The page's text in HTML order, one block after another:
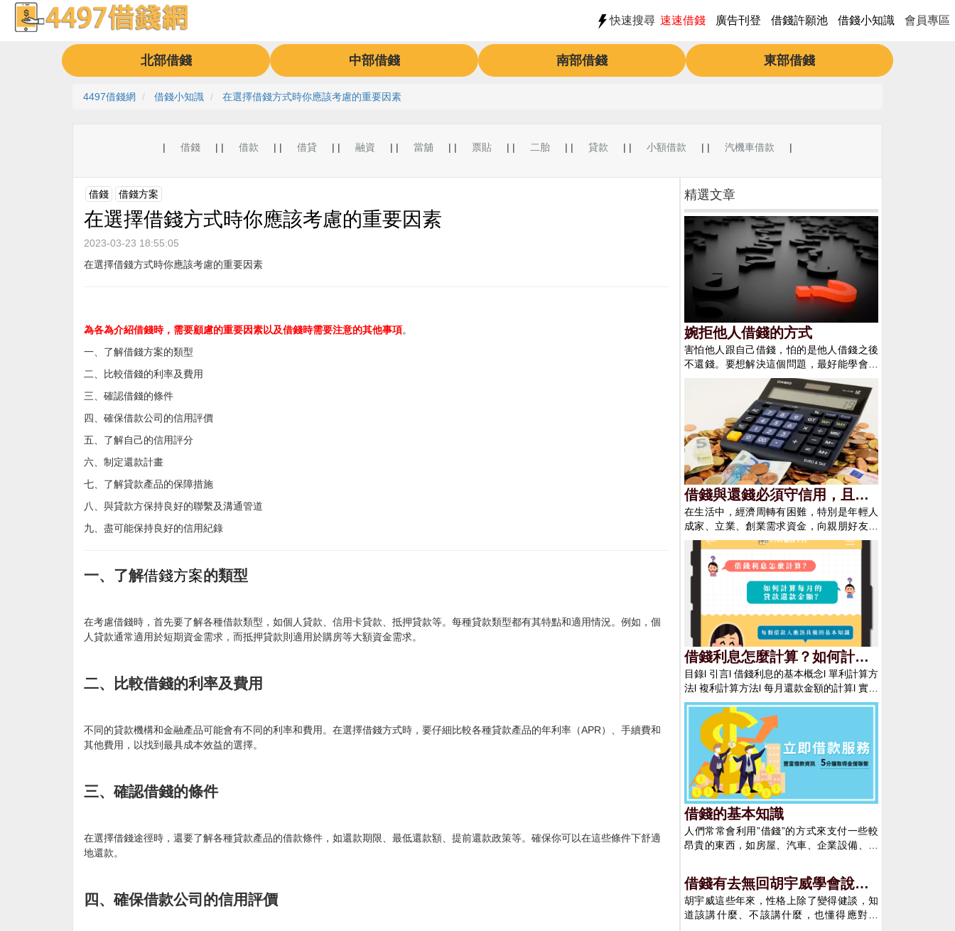
快速搜尋 速速借錢 廣告刊登 借錢許願池 借錢小知識 會員專區
北部借錢 中部借錢 南部借錢 東部借錢
4497借錢網 借錢小知識 在選擇借錢方式時你應該考慮的重要因素
| 借錢 | | 借款 | | 借貸 | | 融資 | | 當舖 | | 票貼 | | 二胎 | | 貸款 | | 小額借款 | | 汽機車借款 |
借錢 借錢方案
在選擇借錢方式時你應該考慮的重要因素
2023-03-23 18:55:05
在選擇借錢方式時你應該考慮的重要因素
為各為介紹借錢時，需要顧慮的重要因素以及借錢時需要注意的其他事項。
一、 了解借錢方案的類型
二、 比較借錢的利率及費用
三、 確認借錢的條件
四、 確保借款公司的信用評價
五、 了解自己的信用評分
六、 制定還款計畫
七、 了解貸款產品的保障措施
八、 與貸款方保持良好的聯繫及溝通管道
九、 盡可能保持良好的信用紀錄
一、了解借錢方案的類型
在考慮借錢時，首先要了解各種借款類型，如個人貸款、信用卡貸款、抵押貸款等。每種貸款類型都有其特點和適用情況。例如，個
人貸款通常適用於短期資金需求，而抵押貸款則適用於購房等大額資金需求。
二、比較借錢的利率及費用
不同的貸款機構和金融產品可能會有不同的利率和費用。在選擇借錢方式時，要仔細比較各種貸款產品的年利率（APR ）、手續費和
其他費用，以找到最具成本效益的選擇。
三、確認借錢的條件
在選擇借錢途徑時，還要了解各種貸款產品的借款條件，如還款期限、最低還款額、提前還款政策等。確保你可以在這些條件下舒適
地還款。
四、確保借款公司的信用評價
精選文章
婉拒他人借錢的方式
害怕他人跟自己借錢，怕的是他人借錢之後
不還錢。要想解決這個問題，最好能學會拒
絕他人借錢的幾個好辦法，這樣就不會得罪
人，也不會由於他人不還錢而害怕了。這邊
有簡單的五個小方式，你都知道嗎？ 一、轉
移視線法，讓對方聽天由命 有人跟你借錢
嗎？不要一開口就說不借，能夠經過轉移視
線的辦法，讓對方聽天由命。例如你告訴
他，你的錢是由另一半管理的。假如要借的
話，還要回家跟他好好的商量一下。最好能
讓他知道，錢的使用權上，你沒有任何發言
權！ 二、長吁短嘆法，說出你的不簡單 不
管你是不是真的有錢，或許是沒錢，有人跟
你借錢的時候，你又怕對方不還，就能夠經
過長吁短嘆的辦法，說出你的不簡單和無
奈。說白了便是讓對方知道你現在也沒有那
麼多的錢，情到深處時，對方就會消除向你
動放棄 就是告訴他錢能夠借，可是需要等，
例如你可以說你的錢都借出去了，需要他人
還了之後才借給你。且你還能夠假裝在對方
面前去打電話要帳，讓對方知道你確實有借
出去錢。假如對方急需用錢，就不會在你這
兒瞎等著，會自己去想其他的辦法了！ 四、
錙銖必較法，提高借錢的條件 例如給個較短
的還錢的期限，也可以把利息加高，讓對方
覺得從你這兒借錢不划算，就不會跟你借錢
了。但這個辦法有危險，讓對方覺得你這個
人不老實。不過相比於怕她不還你的錢，你
覺得，哪個更讓你更能夠接受呢？就看你敢
不敢跟對方錙銖必較了！ 五、反轉角色法，
反過來跟他借錢 可以透過這個方式讓他知道
你現在也缺錢，這樣他瞬間就會改變向你借
錢的想法了。這個反轉角色一定要做的確
實，不留證據。別一邊說跟他人借錢，又大
把大把的花錢，那很快就會讓對方知道你這
了，可是也影響了你在他人心目中的形象！
借錢與還錢必須守信用，且當
違約時要承擔該負的責任
在生活中，經濟周轉有困難，特別是年輕人
成家、立業、創業需求資金，向親朋好友借
錢或被親朋借錢是常有的事，歸於正常的民
間借貸。 借錢要辦手續，借單要標準，要有
利息補償，還錢也要保存憑據。假如還錢有
困難應提早闡明簽定補充協議，如若違約則
要承當違約職責。 俗話說親兄弟明算賬，向
親朋借錢要告訴借錢的用處，是用來投資創
業做生意仍是買房成婚的。告訴資金用處能
夠幫助親朋評價值不值的借，方便親朋做出
決策。 在告貸時就要告訴還款日期，讓親朋
心裡有數，一起也傳達準時歸還的信息。 假
如朋友肯借錢是情面，親朋好友的錢存在銀
行是有利息的，所以借錢時必定要寫明利息
條款，利息額應高於銀行貸款利率。 借錢要
主動簽定告貸合同或打借單。親朋是親朋，
利益是利益，按規矩辦手續使兩邊的利益得
到保證，防止日後反目成仇。 借錢時情緒要
懇切，給親朋考慮的時刻和回絕的權利。親
朋沒有必定借錢給誰的職責，或許他們也錢
緊張，假如親朋沒有借，不能因此心存芥
蒂。 必定記清楚並依照約好的時刻還本付息
並保存還款憑據或在借單上簽收。借錢是對
友情的檢測，假如沒有依照約好還錢，則是
闡明告貸諾言和人品有問題。 向親朋好友借
也應考量，借給諾言好暫時有困難的親朋，
必定要寫借據。 有極少數不良的所謂朋友在
借錢的時分可能好話說盡，但在留告貸憑據
借錢利息怎麼計算？如何計算
每月的貸款還款金額？
目錄l 引言l 借錢利息的基本概念l 單利計算方
法l 複利計算方法l 每月還款金額的計算l 實際
案例分析l 結論l 利率計算工具l 引言在現代社
會中，借錢已經成為許多人生活中不可或缺
的一部分。不論是購買房屋、汽車，還是應
急醫療費用，甚至是教育支出，借款都是解
決財務需求的重要途徑。透過貸款，個人和
家庭可以提前實現某些重要目標，而不必等
到積累足夠的資金。然而，借款不僅僅是取
得資金那麼簡單。借款的成本，即利息，對
於借款人來說是至關重要的。理解借錢利息
的計算方式，並能準確預測每月還款金額，
是每個借款人應該具備的基本知識。這不僅
本概念什麼是利息？定義利息和利率利息是
借款人在借款期間支付給貸款人的費用，它
是借款人為獲得資金使用權而支付的代價。
借錢的基本知識
人們常常會利用”借錢”的方式來支付一些較
昂貴的東西，如房屋、汽車、企業設備、投
以支付，因此會透過借錢的方式來完成以上
需求。不過，在借錢之前建議各位一定要了
解這些基本知識，避免在貸款的時候當了冤
大頭！第一，要先了解自己是否真的有貸款
借錢有去無回胡宇威學會說No
—4497借錢網，借錢案例
胡宇威這些年來，性格上除了變得健談，知
道該講什麼、不該講什麼，也懂得應對進